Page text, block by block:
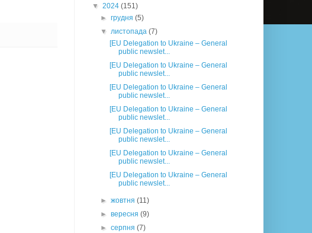
▼ 2024 (151)
►грудня(5)
▼листопада(7)
[EU Delegation to Ukraine – General
public newslet...
[EU Delegation to Ukraine – General
public newslet...
[EU Delegation to Ukraine – General
public newslet...
[EU Delegation to Ukraine – General
public newslet...
[EU Delegation to Ukraine – General
public newslet...
[EU Delegation to Ukraine – General
public newslet...
[EU Delegation to Ukraine – General
public newslet...
►жовтня(11)
►вересня(9)
►серпня(7)